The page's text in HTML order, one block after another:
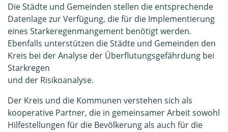
Die Städte und Gemeinden stellen die entsprechende
Datenlage zur Verfügung, die für die Implementierung
eines Starkeregenmangement benötigt werden.
Ebenfalls unterstützen die Städte und Gemeinden den
Kreis bei der Analyse der Überflutungsgefährdung bei
Starkregen
und der Risikoanalyse.
Der Kreis und die Kommunen verstehen sich als
kooperative Partner, die in gemeinsamer Arbeit sowohl
Hilfestellungen für die Bevölkerung als auch für die